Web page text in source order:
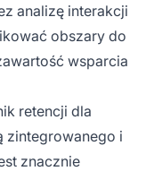
analizę interakcji
obszary do
wsparcia
retencji dla
zintegrowanego i
znacznie